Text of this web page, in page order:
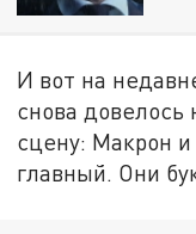
И вот на
снова
сцену: Макрон
главный. Они